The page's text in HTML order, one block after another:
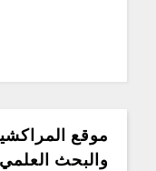
موقع
والبحث